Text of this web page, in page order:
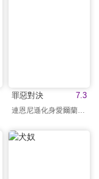
7.3
罪惡對決
連恩尼遜化身愛爾蘭殺手